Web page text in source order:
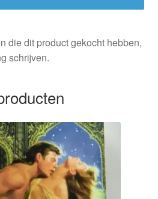
die dit product gekocht hebben,
schrijven.